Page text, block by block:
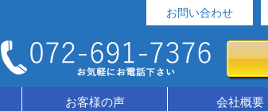
お問い合わせ
お客様の声 会社概要